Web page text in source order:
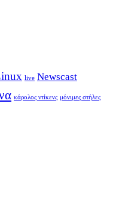
live Newscast
κάρολος ντίκενς μόνιμες στήλες